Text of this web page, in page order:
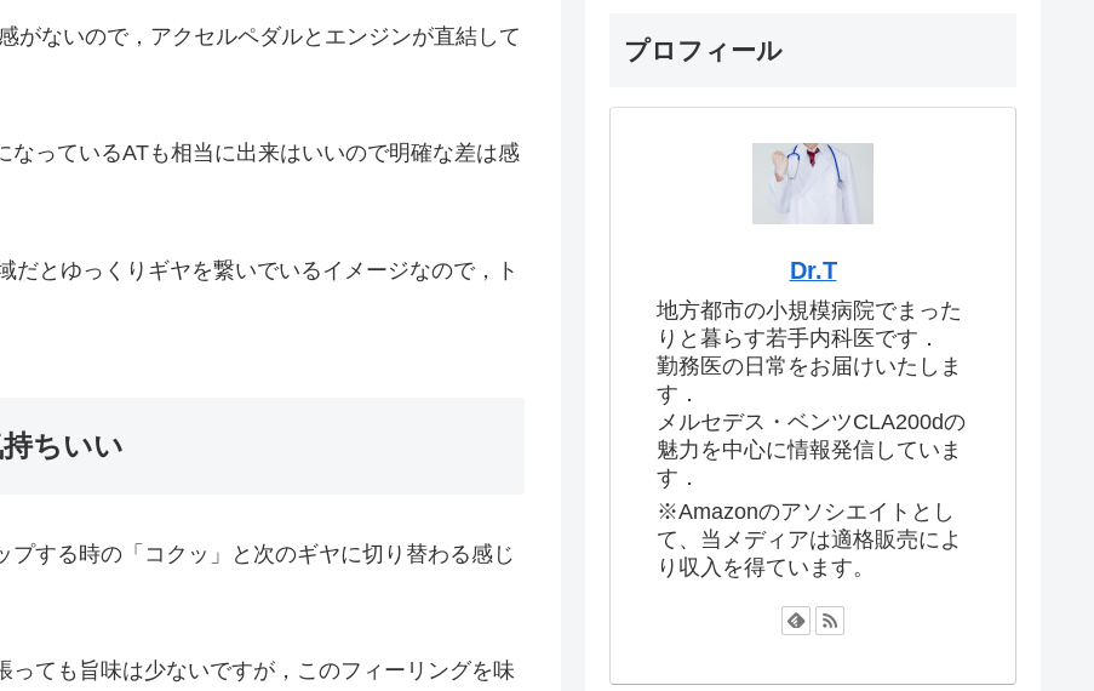
ないので，アクセルペダルとエンジンが直結して
っているATも相当に出来はいいので明確な差は感
とゆっくりギヤを繋いでいるイメージなので，ト
ちいい
する時の「コクッ」と次のギヤに切り替わる感じ
ても旨味は少ないですが，このフィーリングを味
プロフィール
Dr.T
地方都市の小規模病院でまった
りと暮らす若手内科医です．
勤務医の日常をお届けいたしま
す．
メルセデス・ベンツCLA200dの
魅力を中心に情報発信していま
す．
※Amazonのアソシエイトとし
て、当メディアは適格販売によ
り収入を得ています。